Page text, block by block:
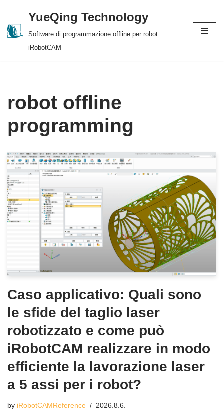
Skip
YueQing Technology
Software di programmazione offline per robot
iRobotCAM
robot offline
programming
Caso applicativo: Quali sono
le sfide del taglio laser
robotizzato e come può
iRobotCAM realizzare in modo
efficiente la lavorazione laser
a 5 assi per i robot?
by iRobotCAMReference 2026.8.6.